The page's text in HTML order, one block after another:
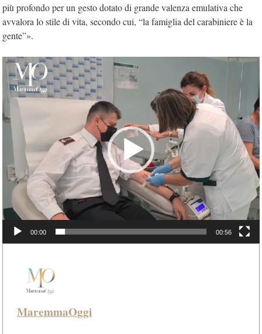
più profondo per un gesto dotato di grande valenza emulativa che
avvalora lo stile di vita, secondo cui, “la famiglia del carabiniere è la
gente”».
Video
Player
00:00 00:56
MaremmaOggi